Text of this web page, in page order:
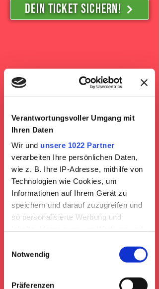
Verantwortungsvoller Umgang mit
Ihren Daten
Wir und unsere 1022 Partner
verarbeiten Ihre persönlichen Daten,
wie z. B. Ihre IP-Adresse, mithilfe von
Technologien wie Cookies, um
Informationen auf Ihrem Gerät zu
speichern und darauf zuzugreifen und
so personalisierte Werbung und
Entwicklung von Angeboten zu
ermöglichen. Sie entscheiden darüber,
wer Ihre Daten für welche Zwecke
Notwendig
Präferenzen
DEIN TICKET SICHERN!
Verpflegungsstation
WANDERPASS &
STEMPEL:
Bekommst Du am Start und
im Ziel als Nachweis für Deine
DEIN TICKET SICHERN!